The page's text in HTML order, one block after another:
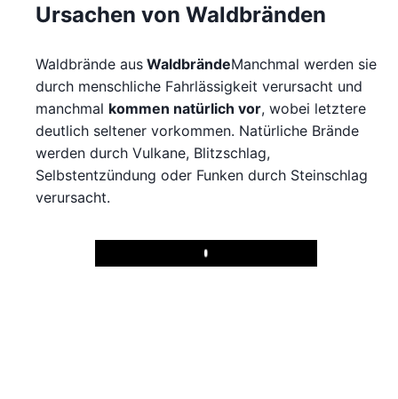
Ursachen von Waldbränden
Waldbrände aus WaldbrändeManchmal werden sie
durch menschliche Fahrlässigkeit verursacht und
manchmal kommen natürlich vor, wobei letztere
deutlich seltener vorkommen. Natürliche Brände
werden durch Vulkane, Blitzschlag,
Selbstentzündung oder Funken durch Steinschlag
verursacht.
Play